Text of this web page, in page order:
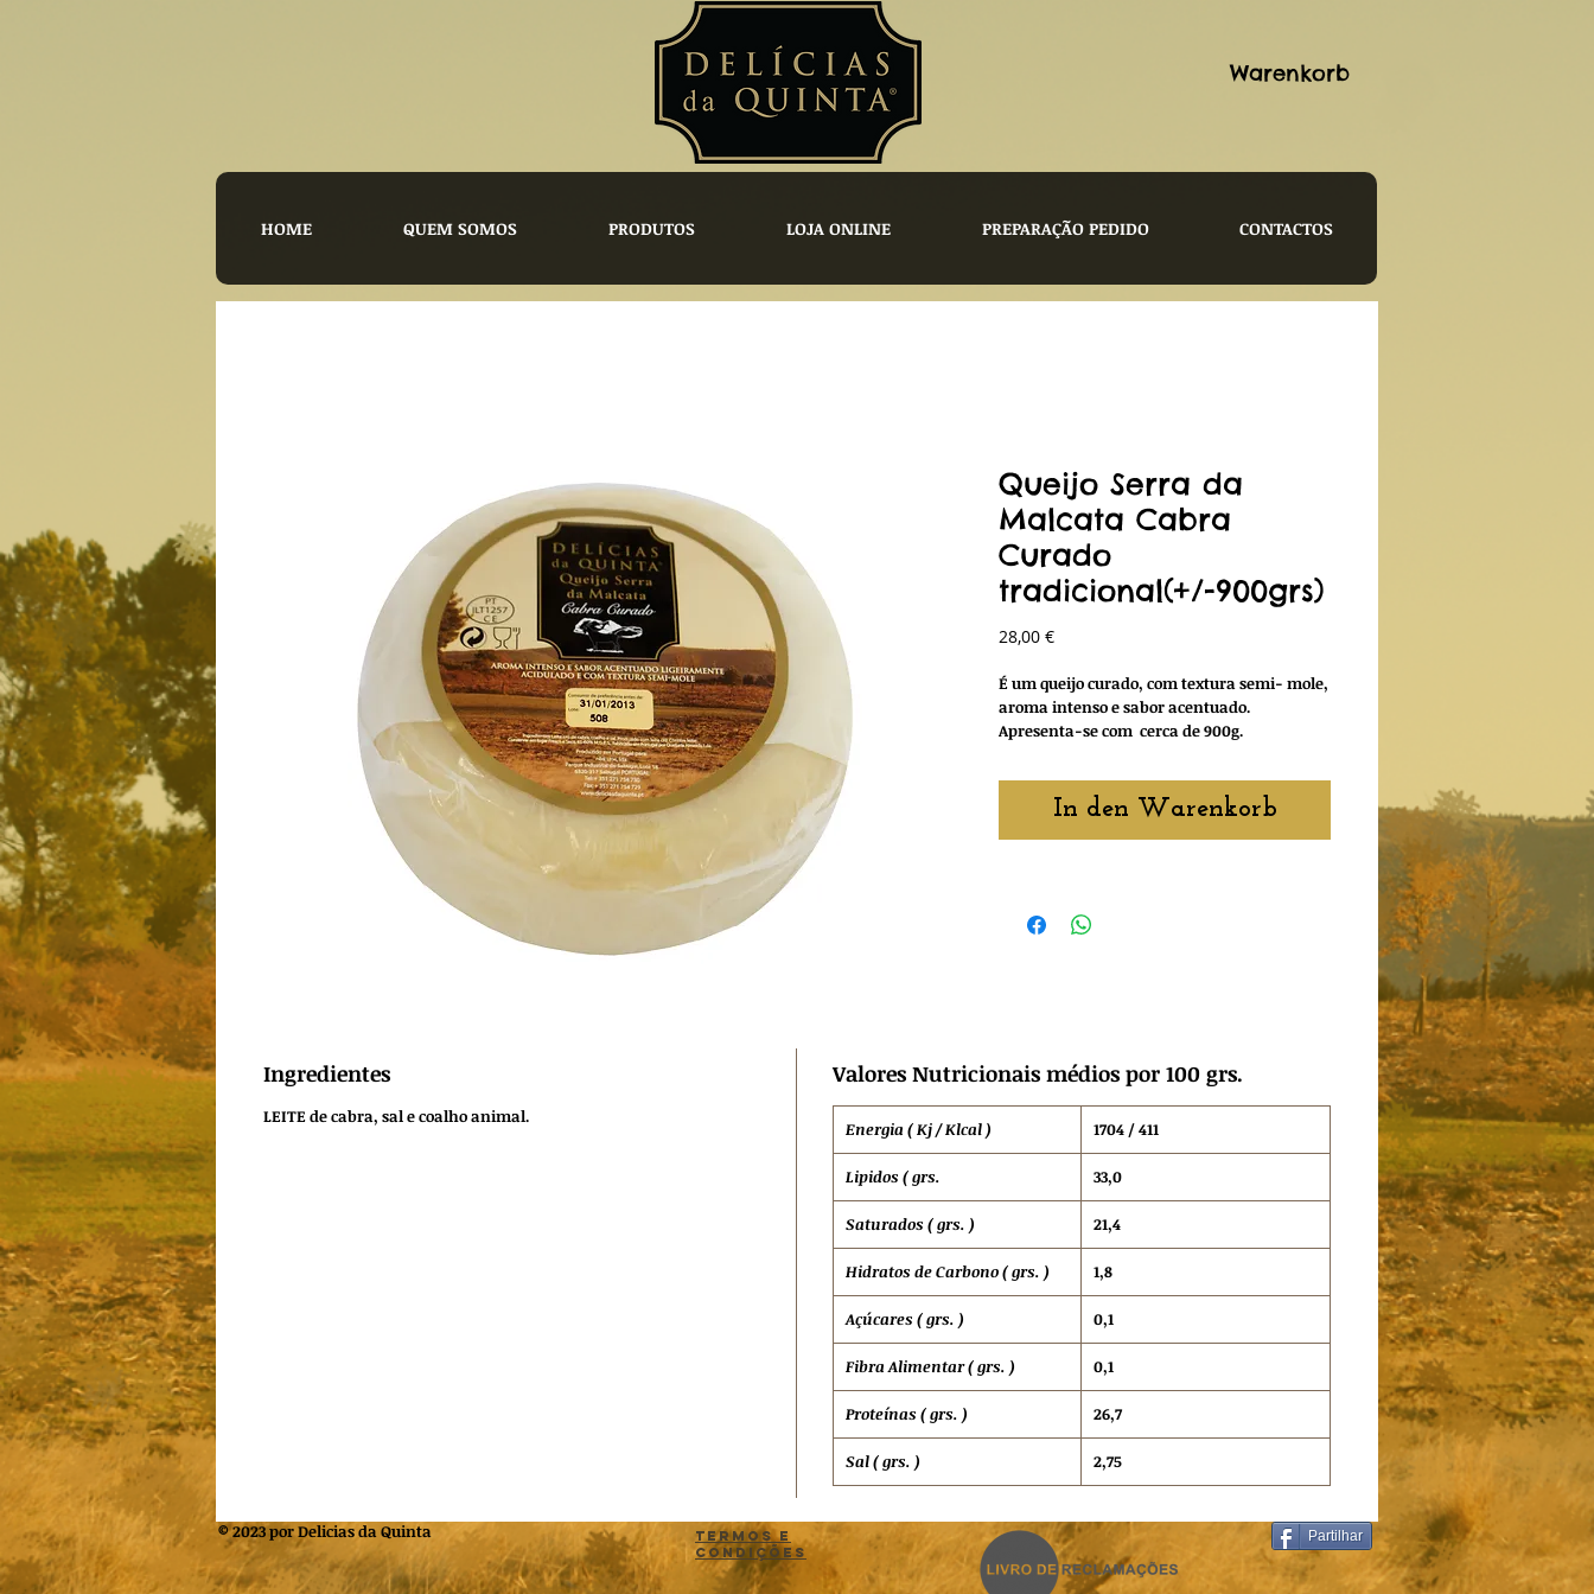
Warenkorb
HOME QUEM SOMOS PRODUTOS LOJA ONLINE PREPARAÇÃO PEDIDO CONTACTOS
Queijo Serra da
Malcata Cabra
Curado
tradicional(+/-900grs)
28,00 €Preis
É um queijo curado, com textura semi- mole,
aroma intenso e sabor acentuado.
Apresenta-se com cerca de 900g.
In den Warenkorb
Ingredientes
LEITEde cabra, sal e coalho animal.
Valores Nutricionais médios por 100 grs.
Energia ( Kj / Klcal ) 1704 / 411
Lipidos ( grs. 33,0
Saturados ( grs. ) 21,4
Hidratos deCarbono ( grs. ) 1,8
Açúcares ( grs. ) 0,1
Fibra Alimentar ( grs. ) 0,1
Proteínas ( grs. ) 26,7
Sal ( grs. ) 2,75
© 2023 por Delicias da Quinta
Termos e
Condições
Partilhar